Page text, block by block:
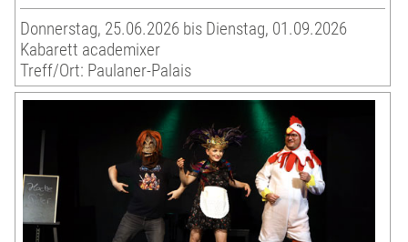
Donnerstag, 25.06.2026 bis Dienstag, 01.09.2026
Kabarett academixer
Treff/Ort: Paulaner-Palais